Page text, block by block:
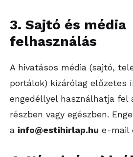
3. Sajtó és média
felhasználás
A hivatásos média (sajtó,
portálok) kizárólag előzetes
engedéllyel használhatja fel
részben vagy egészben.
a info@estihirlap.hu e-mail